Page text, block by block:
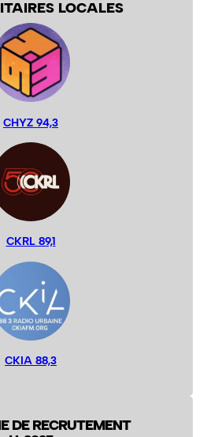
LOCALES
CHYZ 94,3
CKRL 89,1
CKIA 88,3
DE RECRUTEMENT